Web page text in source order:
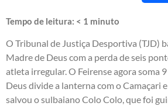
Tempo de leitura: < 1 minuto
O Tribunal de Justiça Desportiva (TJD)
Madre de Deus com a perda de seis
atleta irregular. O Feirense agora soma
Deus divide a lanterna com o Camaçari
salvou o sulbaiano Colo Colo, que foi